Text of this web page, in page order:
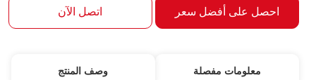
احصل على أفضل سعر اتصل الآن
معلومات مفصلة وصف المنتج